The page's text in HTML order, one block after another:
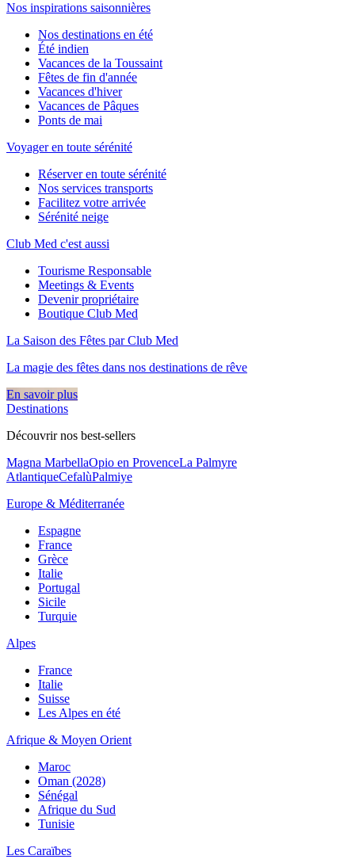
Nos inspirations saisonnières
Nos destinations en été
Été indien
Vacances de la Toussaint
Fêtes de fin d'année
Vacances d'hiver
Vacances de Pâques
Ponts de mai
Voyager en toute sérénité
Réserver en toute sérénité
Nos services transports
Facilitez votre arrivée
Sérénité neige
Club Med c'est aussi
Tourisme Responsable
Meetings & Events
Devenir propriétaire
Boutique Club Med
La Saison des Fêtes par Club Med
La magie des fêtes dans nos destinations de rêve​
En savoir plus
Destinations
Découvrir nos best-sellers
Magna MarbellaOpio en ProvenceLa Palmyre
AtlantiqueCefalùPalmiye
Europe & Méditerranée
Espagne
France
Grèce
Italie
Portugal
Sicile
Turquie
Alpes
France
Italie
Suisse
Les Alpes en été
Afrique & Moyen Orient
Maroc
Oman (2028)
Sénégal
Afrique du Sud
Tunisie
Les Caraïbes